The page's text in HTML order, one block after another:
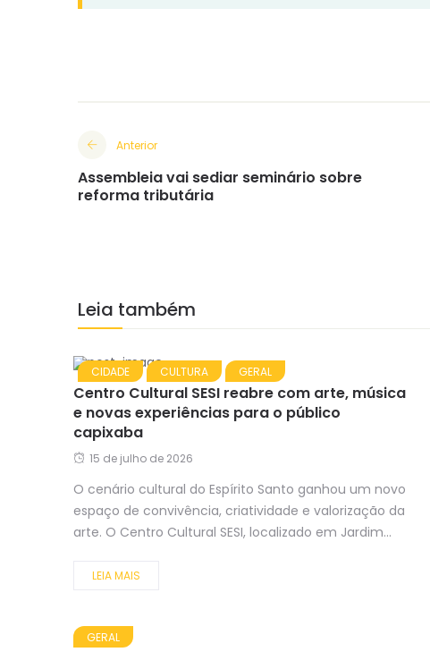
Anterior
Assembleia vai sediar seminário sobre
reforma tributária
Leia também
CIDADE CULTURA GERAL
Centro Cultural SESI reabre com arte, música
e novas experiências para o público
capixaba
15 de julho de 2026
O cenário cultural do Espírito Santo ganhou um novo
espaço de convivência, criatividade e valorização da
arte. O Centro Cultural SESI, localizado em Jardim...
LEIA MAIS
GERAL